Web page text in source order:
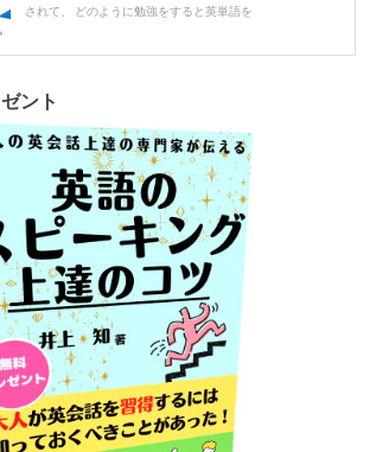
されて、 どのように勉強をすると英単語を
ント